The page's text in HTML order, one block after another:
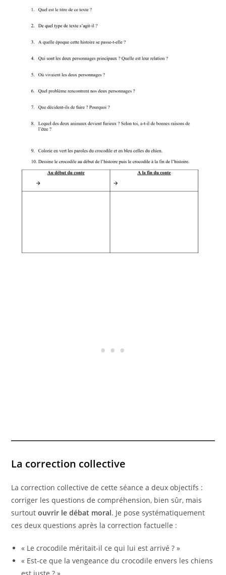
La correction collective
La correction collective de cette séance a deux objectifs :
corriger les questions de compréhension, bien sûr, mais
surtoutouvrir le débat moral. Je pose systématiquement
ces deux questions après la correction factuelle :
« Le crocodile méritait-il ce qui lui est arrivé ? »
« Est-ce que la vengeance du crocodile envers les chiens